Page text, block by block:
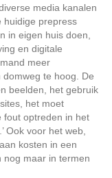
media kanalen
huidige prepress
in eigen huis doen,
en digitale
meer
te hoog. De
beelden, het gebruik
het moet
fout optreden in het
Ook voor het web,
kosten in een
nog maar in termen